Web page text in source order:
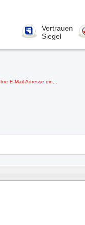
Vertrauen
Siegel
E-Mail-Adresse ein...